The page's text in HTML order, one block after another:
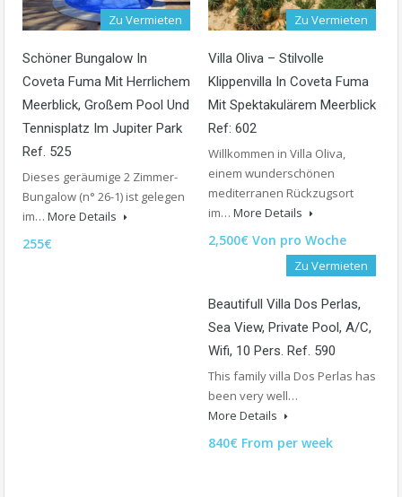
Zu Vermieten
Schöner Bungalow In
Coveta Fuma Mit Herrlichem
Meerblick, Großem Pool Und
Tennisplatz Im Jupiter Park
Ref. 525
Dieses geräumige 2 Zimmer-
Bungalow (n° 26-1) ist gelegen
im… More Details
255€
Zu Vermieten
Villa Oliva – Stilvolle
Klippenvilla In Coveta Fuma
Mit Spektakulärem Meerblick
Ref: 602
Willkommen in Villa Oliva,
einem wunderschönen
mediterranen Rückzugsort
im… More Details
2,500€ Von pro Woche
Zu Vermieten
Beautifull Villa Dos Perlas,
Sea View, Private Pool, A/C,
Wifi, 10 Pers. Ref. 590
This family villa Dos Perlas has
been very well…
More Details
840€ From per week